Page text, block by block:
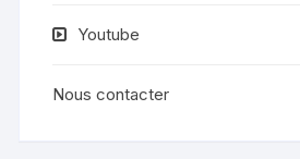
Youtube
Nous contacter